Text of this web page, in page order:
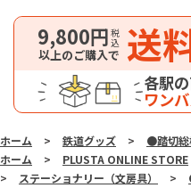
9,800円税込
以上のご購入で 送
各駅
ワン
ホーム > 鉄道グッズ >
●踏切
ホーム
> PLUSTA ONLINE STORE
>
ステーショナリー（文房具） >